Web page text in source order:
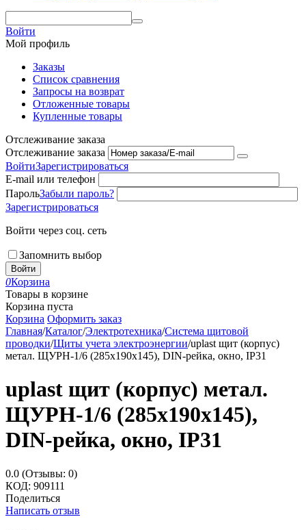
Войти
Мой профиль
Заказы
Список сравнения
Запросы на возврат
Отложенные товары
Купленные товары
Отслеживание заказа
Отслеживание заказа
ВойтиЗарегистрироваться
E-mail или телефон
ПарольЗабыли пароль?
Зарегистрироваться
Войти через соц. сеть
Запомнить выбор
Войти
0Корзина
Товары в корзине
Корзина пуста
Корзина Оформить заказ
Главная/Каталог/Электротехника/Система щитовой
проводки/Щиты учета электроэнергии/uplast щит (корпус)
метал. ЩУРН-1/6 (285х190х145), DIN-рейка, окно, IP31
uplast щит (корпус) метал.
ЩУРН-1/6 (285х190х145),
DIN-рейка, окно, IP31
0.0 (Отзывы: 0)
КОД: 909111
Поделиться
Написать отзыв